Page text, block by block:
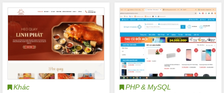
Khác
PHP & MySQL